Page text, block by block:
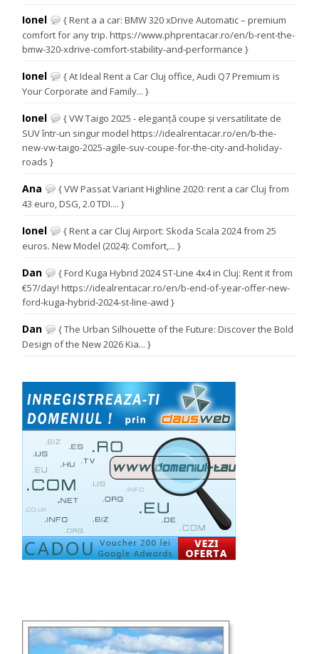
Ionel
{ Rent a a car: BMW 320 xDrive Automatic – premium
comfort for any trip. https://www.phprentacar.ro/en/b-rent-the-
bmw-320-xdrive-comfort-stability-and-performance }
Ionel
{ At Ideal Rent a Car Cluj office, Audi Q7 Premium is
Your Corporate and Family... }
Ionel
{ VW Taigo 2025 - eleganță coupe și versatilitate de
SUV într-un singur model https://idealrentacar.ro/en/b-the-
new-vw-taigo-2025-agile-suv-coupe-for-the-city-and-holiday-
roads }
Ana
{ VW Passat Variant Highline 2020: rent a car Cluj from
43 euro, DSG, 2.0 TDI.... }
Ionel
{ Rent a car Cluj Airport: Skoda Scala 2024 from 25
euros. New Model (2024): Comfort,... }
Dan
{ Ford Kuga Hybrid 2024 ST-Line 4x4 in Cluj: Rent it from
€57/day! https://idealrentacar.ro/en/b-end-of-year-offer-new-
ford-kuga-hybrid-2024-st-line-awd }
Dan
{ The Urban Silhouette of the Future: Discover the Bold
Design of the New 2026 Kia... }